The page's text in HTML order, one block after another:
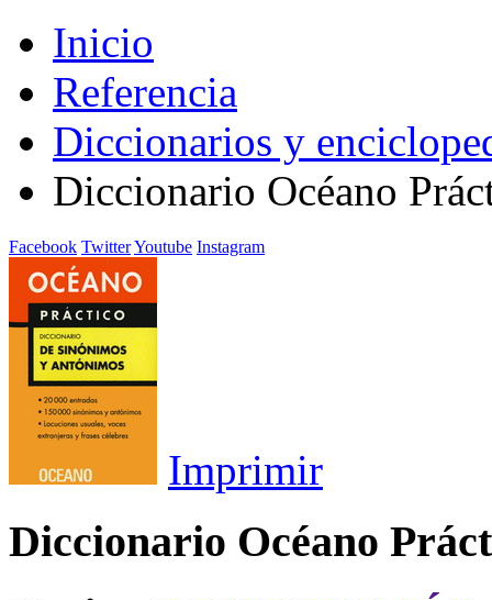
Inicio
Referencia
Diccionarios y
Diccionario Océano
Facebook TwitterYoutube Instagram
Imprimir
Diccionario Océano